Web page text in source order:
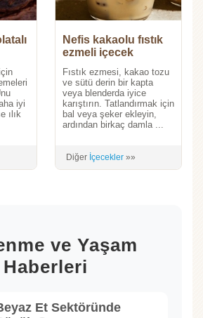
iyi
ılık
Nefis kakaolu fıstık
ezmeli içecek
Fıstık ezmesi, kakao tozu
ve sütü derin bir kapta
veya blenderda iyice
karıştırın. Tatlandırmak için
bal veya şeker ekleyin,
ardından birkaç damla ...
Diğer İçecekler»»
ve Yaşam
Haberleri
Et Sektöründe